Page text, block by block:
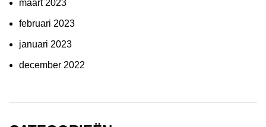
maart 2023
februari 2023
januari 2023
december 2022